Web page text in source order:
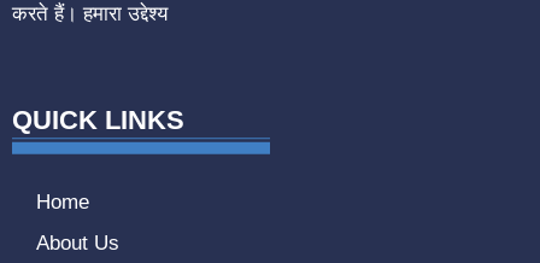
करते हैं। हमारा उद्देश्य
QUICK LINKS
Home
About Us